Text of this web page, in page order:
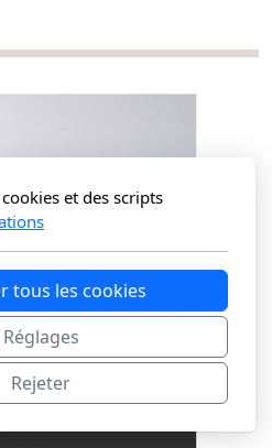
et des scripts
tous les cookies
Réglages
Rejeter